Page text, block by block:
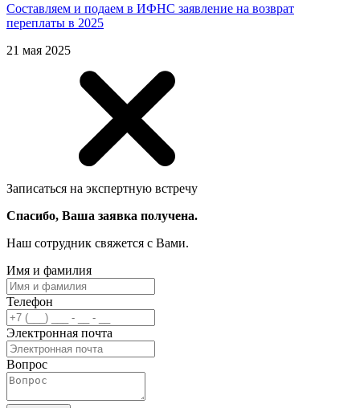
Составляем и подаем в ИФНС заявление на возврат
переплаты в 2025
21 мая 2025
Записаться на экспертную встречу
Спасибо, Ваша заявка получена.
Наш сотрудник свяжется с Вами.
Имя и фамилия
Телефон
Электронная почта
Вопрос